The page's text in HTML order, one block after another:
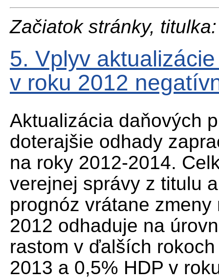
Začiatok stránky, titulka:
5. Vplyv
v roku 2012
Aktualizácia daňových
doterajšie odhady
na roky 2012-2014.
verejnej správy z titulu
prognóz vrátane
2012 odhaduje na
rastom v ďalších
2013 a 0,5% HDP v